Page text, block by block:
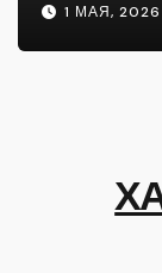
1 МАЯ, 2026